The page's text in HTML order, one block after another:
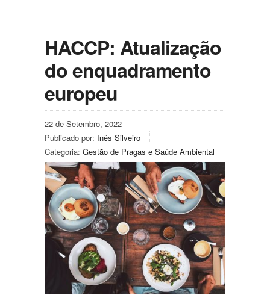
HACCP: Atualização
do enquadramento
europeu
22 de Setembro, 2022
Publicado por: Inês Silveiro
Categoria: Gestão de Pragas e Saúde Ambiental